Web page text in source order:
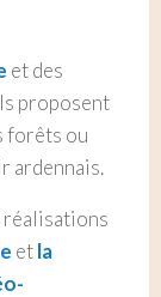
et des
proposent
forêts ou
ardennais.
réalisations
etla